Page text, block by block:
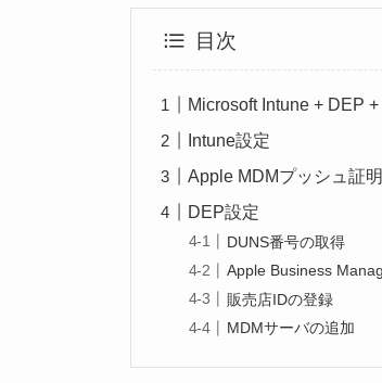
目次
Microsoft Intune + DEP
Intune設定
Apple MDMプッシュ証
DEP設定
DUNS番号の取得
Apple Business
販売店IDの登録
MDMサーバの追加